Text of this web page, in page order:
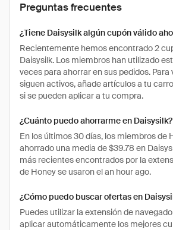
Preguntas frecuentes
¿Tiene Daisysilk algún cupón válido
Recientemente hemos encontrado 2
Daisysilk. Los miembros han utilizado
veces para ahorrar en sus pedidos. Para
siguen activos, añade artículos a tu
si se pueden aplicar a tu compra.
¿Cuánto puedo ahorrarme en Daisysilk?
En los últimos 30 días, los miembros de
ahorrado una media de $39.78 en
más recientes encontrados por la
de Honey se usaron el an hour ago.
¿Cómo puedo buscar ofertas en
Puedes utilizar la extensión de
aplicar automáticamente los mejores